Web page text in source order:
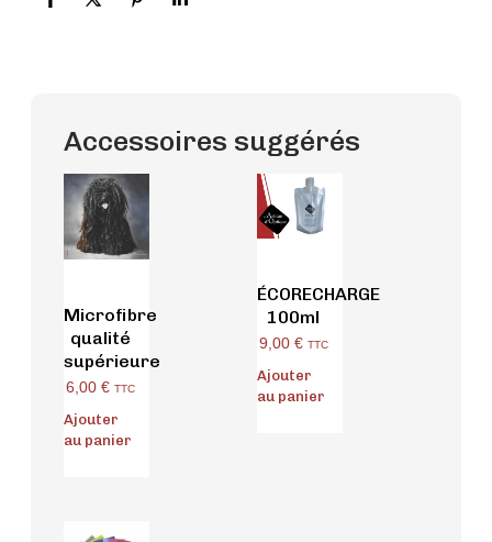
Accessoires suggérés
Microfibre
qualité
supérieure
6,00 € TTC
Ajouter
au panier
ÉCORECHARGE
100ml
9,00 € TTC
Ajouter
au panier